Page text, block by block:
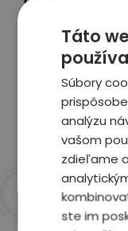
Detailné
Celé auto z
vrátane závad
Zobraziť
Táto
Súbory
analýzu
vašom
zdieľame
ste im